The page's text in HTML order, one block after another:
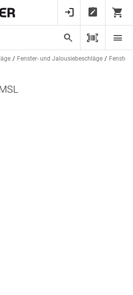
Fenster- und Jalousiebeschläge